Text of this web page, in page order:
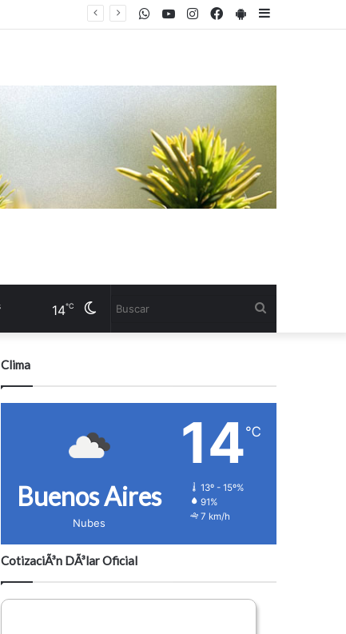
PlayStore
Facebook
Instagram
Youtube
WhatsApp
Cambiar
14℃
Clima
Buenos Aires
Nubes
14℃
13º - 15º%
91%
7 km/h
CotizaciÃ³n DÃ³lar Oficial